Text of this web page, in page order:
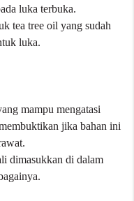
luka terbuka.
tea tree oil yang sudah
luka.
mampu mengatasi
jika bahan ini
dimasukkan di dalam